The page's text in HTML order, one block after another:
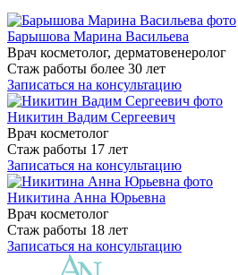
Барышова Марина Васильева
Врач косметолог, дерматовенеролог
Стаж работы более 30 лет
Записаться на консультацию
Никитин Вадим Сергеевич
Врач косметолог
Стаж работы 17 лет
Записаться на консультацию
Никитина Анна Юрьевна
Врач косметолог
Стаж работы 18 лет
Записаться на консультацию